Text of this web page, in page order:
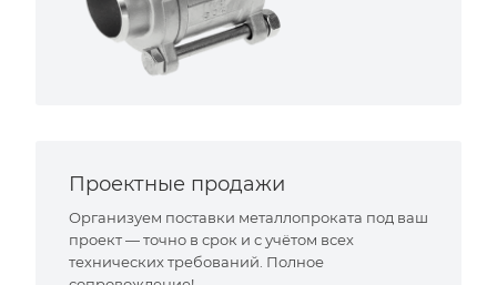
Проектные продажи
Организуем поставки металлопроката под ваш
проект — точно в срок и с учётом всех
технических требований. Полное